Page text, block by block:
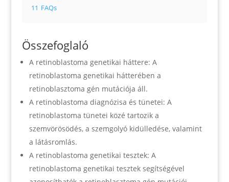
11 FAQs
Összefoglaló
A retinoblastoma genetikai háttere: A
retinoblastoma genetikai hátterében a
retinoblasztoma gén mutációja áll.
A retinoblastoma diagnózisa és tünetei: A
retinoblastoma tünetei közé tartozik a
szemvörösödés, a szemgolyó kidülledése, valamint
a látásromlás.
A retinoblastoma genetikai tesztek: A
retinoblastoma genetikai tesztek segítségével